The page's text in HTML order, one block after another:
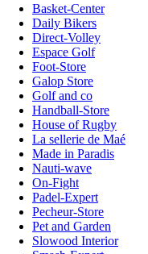
Basket-Center
Daily Bikers
Direct-Volley
Espace Golf
Foot-Store
Galop Store
Golf and co
Handball-Store
House of Rugby
La sellerie de Maé
Made in Paradis
Nauti-wave
On-Fight
Padel-Expert
Pecheur-Store
Pet and Garden
Slowood Interior